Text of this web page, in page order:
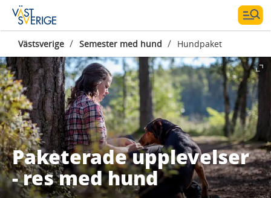
Västsverige / Semester med hund / Hundpaket
Paketerade upplevelser
- res med hund